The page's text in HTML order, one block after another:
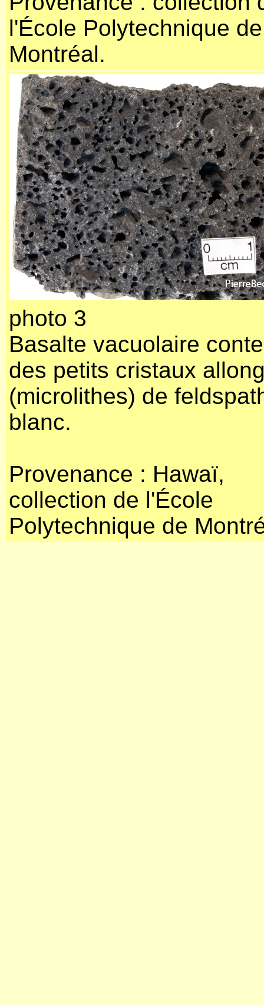
l'École Polytechnique de
Montréal.
photo 3
Basalte vacuolaire
des petits cristaux
(microlithes) de
blanc.
Provenance : Hawaï,
collection de l'École
Polytechnique de